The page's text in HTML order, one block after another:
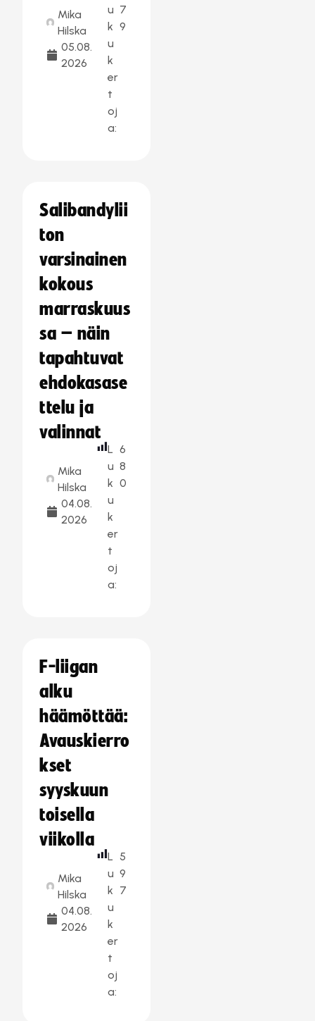
Mika
Hilska
05.08.
2026
u
k
u
k
er
t
oj
a:
7
9
Salibandylii
ton
varsinainen
kokous
marraskuus
sa – näin
tapahtuvat
ehdokasase
ttelu ja
valinnat
Mika
Hilska
04.08.
2026
L
u
k
u
k
er
t
oj
a:
6
8
0
F-liigan
alku
häämöttää:
Avauskierro
kset
syyskuun
toisella
viikolla
Mika
Hilska
04.08.
2026
L
u
k
u
k
er
t
oj
a:
5
9
7